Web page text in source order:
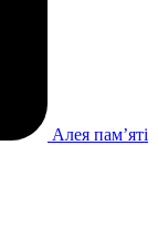
Алея памʼяті